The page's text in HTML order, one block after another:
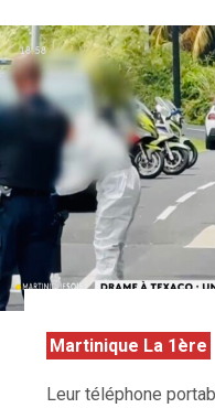
Martinique La 1ère
Leur téléphone